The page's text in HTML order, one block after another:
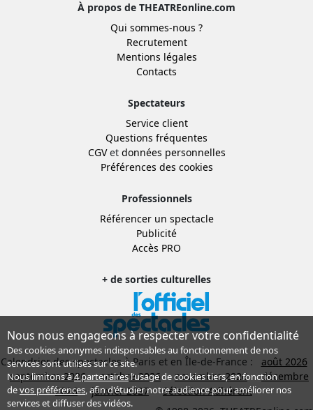
À propos de THEATREonline.com
Qui sommes-nous ?
Recrutement
Mentions légales
Contacts
Spectateurs
Service client
Questions fréquentes
CGVet données personnelles
Préférences des cookies
Professionnels
Référencer un spectacle
Publicité
Accès PRO
+ de sorties culturelles
Calendrier des spectacles à Paris et en Île-de-France :
août 2026
septembre 2026
octobre 2026 novembre 2026
décembre
2026
janvier 2027
Sélection Adhérent
Nous nous engageons à respecter votre confidentialité
Des cookies anonymes indispensables au fonctionnement de nos
services sont utilisés sur ce site.
Nous limitons à4 partenairesl’usage de cookies tiers, en fonction
devos préférences, afin d'étudier notre audience pour améliorer nos
services et diffuser des vidéos.